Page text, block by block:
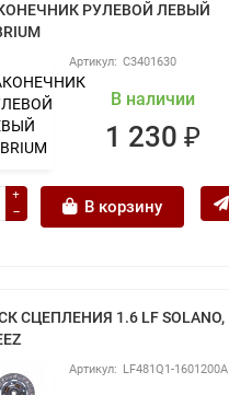
РУЛЕВОЙ ЛЕВЫЙ
C3401630
В наличии
1 230 ₽
В корзину
СЦЕПЛЕНИЯ 1.6 LF SOLANO,
LF481Q1-1601200A